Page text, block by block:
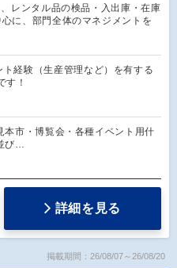
レンタル品の検品・入出庫・在庫
に、部門全体のマネジメントを
経験（生産管理など）を有する
す！
本市・博覧会・各種イベント用什
び…
詳細を見る
掲載期間：26/08/07～26/08/20